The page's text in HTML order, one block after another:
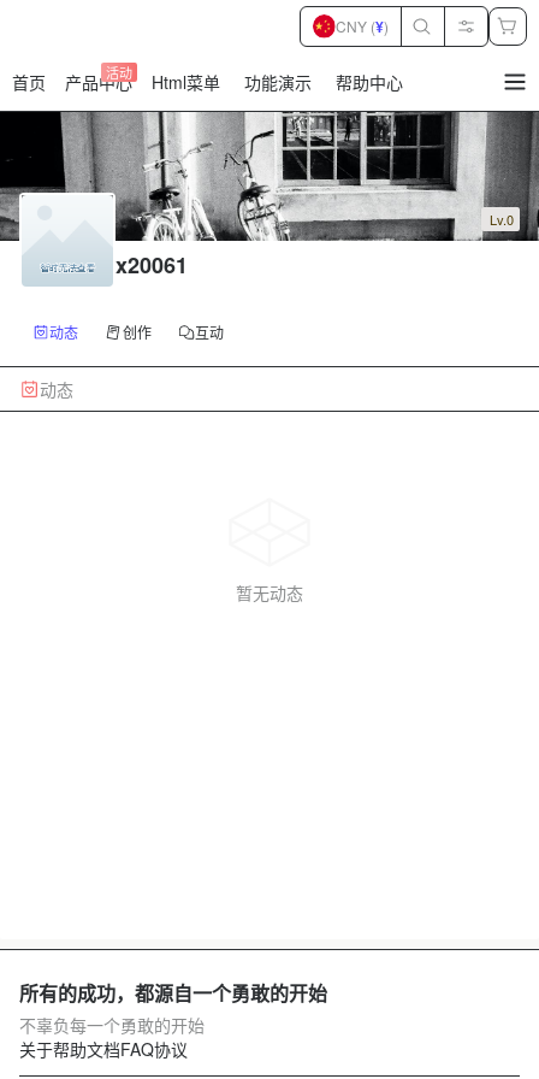
首页 产品中心
活动 Html菜单 功能演示 帮助中心
CNY (¥)
Lv.0
x20061
动态 创作 互动
动态
暂无动态
所有的成功，都源自一个勇敢的开始
不辜负每一个勇敢的开始
关于帮助文档FAQ协议